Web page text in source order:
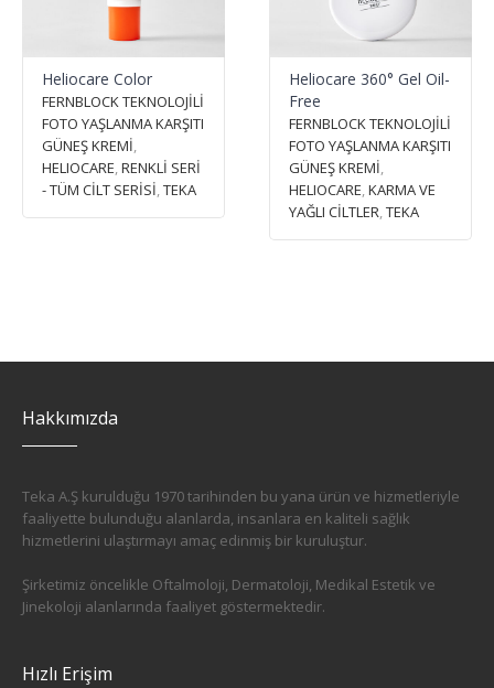
Heliocare Color
FERNBLOCK TEKNOLOJİLİ
FOTO YAŞLANMA KARŞITI
GÜNEŞ KREMİ,
HELIOCARE,RENKLİ SERİ
- TÜM CİLT SERİSİ,TEKA
Heliocare 360° Gel Oil-
Free
FERNBLOCK TEKNOLOJİLİ
FOTO YAŞLANMA KARŞITI
GÜNEŞ KREMİ,
HELIOCARE,KARMA VE
YAĞLI CİLTLER,TEKA
Hakkımızda
Teka A.Ş kurulduğu 1970 tarihinden bu yana ürün ve hizmetleriyle
faaliyette bulunduğu alanlarda, insanlara en kaliteli sağlık
hizmetlerini ulaştırmayı amaç edinmiş bir kuruluştur.
Şirketimiz öncelikle Oftalmoloji, Dermatoloji, Medikal Estetik ve
Jinekoloji alanlarında faaliyet göstermektedir.
Hızlı Erişim